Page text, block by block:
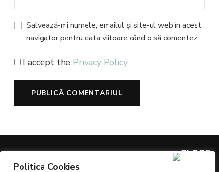
Politica Cookies
Salvează-mi numele, emailul și site-ul web în acest
navigator pentru data viitoare când o să comentez.
I accept the Privacy Policy
ARTICOLE PREMIATE